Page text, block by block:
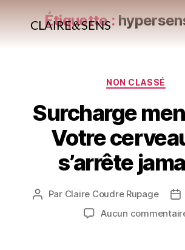
CLAIRE&SENS
Étiquette :
NON CLASSÉ
Surcharge
Votre
s’arrête
Par Claire Coudre Rupage
Aucun